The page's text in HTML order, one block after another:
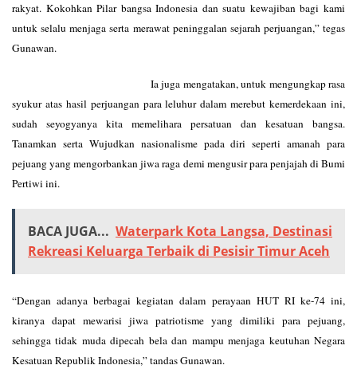
rakyat. Kokohkan Pilar bangsa Indonesia dan suatu kewajiban bagi kami
untuk selalu menjaga serta merawat peninggalan sejarah perjuangan,” tegas
Gunawan.
Ia juga mengatakan, untuk mengungkap rasa
syukur atas hasil perjuangan para leluhur dalam merebut kemerdekaan ini,
sudah seyogyanya kita memelihara persatuan dan kesatuan bangsa.
Tanamkan serta Wujudkan nasionalisme pada diri seperti amanah para
pejuang yang mengorbankan jiwa raga demi mengusir para penjajah di Bumi
Pertiwi ini.
BACA JUGA... Waterpark Kota Langsa, Destinasi
Rekreasi Keluarga Terbaik di Pesisir Timur Aceh
“Dengan adanya berbagai kegiatan dalam perayaan HUT RI ke-74 ini,
kiranya dapat mewarisi jiwa patriotisme yang dimiliki para pejuang,
sehingga tidak muda dipecah bela dan mampu menjaga keutuhan Negara
Kesatuan Republik Indonesia,” tandas Gunawan.